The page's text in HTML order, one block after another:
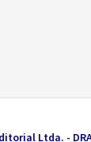
Ltda. -